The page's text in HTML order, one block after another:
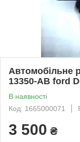
Автомобільне
13350-AB ford
В наявності
Код: 1665000071
3 500 ₴